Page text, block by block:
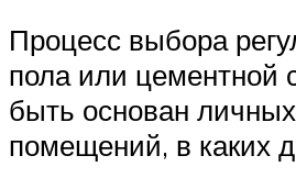
Процесс выбора
пола или цементной
быть основан
помещений, в каких